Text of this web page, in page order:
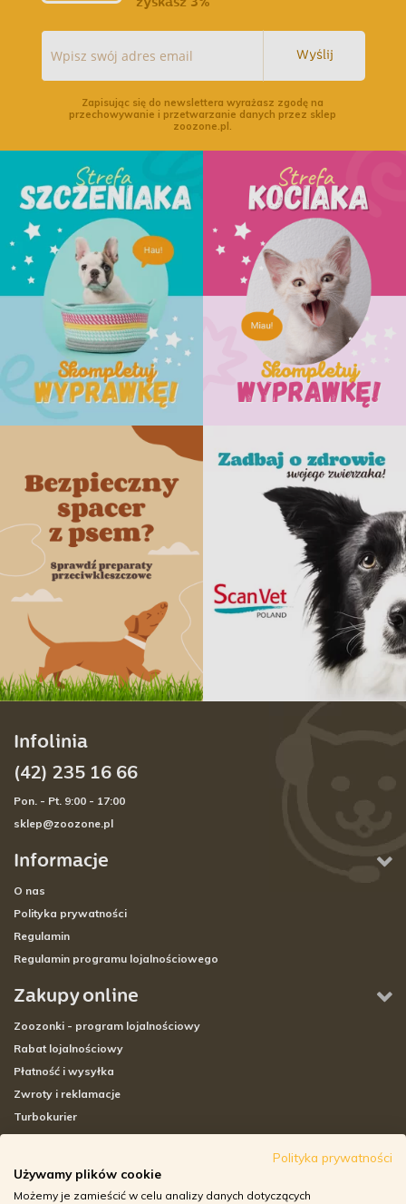
Wyślij
Zapisując się do newslettera wyrażasz zgodę na
przechowywanie i przetwarzanie danych przez sklep
zoozone.pl.
Informacje
O nas
Polityka prywatności
Regulamin
Regulamin programu lojalnościowego
Zakupy online
Zoozonki - program lojalnościowy
Rabat lojalnościowy
Płatność i wysyłka
Zwroty i reklamacje
Turbokurier
Adresy sklepów stacjonarnych
Infolinia
(42) 235 16 66
Pon. - Pt. 9:00 - 17:00
sklep@zoozone.pl
Polityka prywatności
Używamy plików cookie
Możemy je zamieścić w celu analizy danych dotyczących